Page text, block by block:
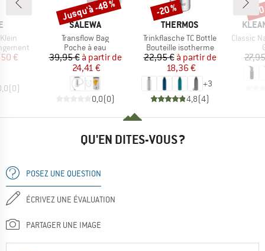
réduit
€
(0)
MARQUE
SALEWA
Article
Transflow Bag
Product group
Poche à eau
Prix
39,95 € Prix réduit
à partir de
24,41 €
0,0(0)
Remise
Jusqu'à -48 %
MARQUE
THERMOS
Article
Trinkflasche TC Bottle
Product group
Bouteille isotherme
Prix
22,95 € Prix réduit
à partir de
18,36 €
+3
4,8(4)
Remise
-20 %
Article
Classic
-
QU'EN DITES-VOUS ?
POSEZ UNE QUESTION
ÉCRIVEZ UNE ÉVALUATION
PARTAGER UNE IMAGE